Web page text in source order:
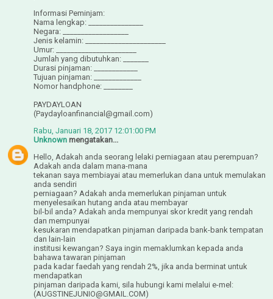
Informasi Peminjam:
Nama lengkap: _______________
Negara: __________________
Jenis kelamin: ______________________
Umur: ______________________
Jumlah yang dibutuhkan: _______
Durasi pinjaman: ____________
Tujuan pinjaman: _____________
Nomor handphone: ________
PAYDAYLOAN
(Paydayloanfinancial@gmail.com)
Rabu, Januari 18, 2017 12:01:00 PM
Unknown mengatakan...
Hello, Adakah anda seorang lelaki perniagaan atau perempuan?
Adakah anda dalam mana-mana
tekanan saya membiayai atau memerlukan dana untuk memulakan
anda sendiri
perniagaan? Adakah anda memerlukan pinjaman untuk
menyelesaikan hutang anda atau membayar
bil-bil anda? Adakah anda mempunyai skor kredit yang rendah
dan mempunyai
kesukaran mendapatkan pinjaman daripada bank-bank tempatan
dan lain-lain
institusi kewangan? Saya ingin memaklumkan kepada anda
bahawa tawaran pinjaman
pada kadar faedah yang rendah 2%, jika anda berminat untuk
mendapatkan
pinjaman daripada kami, sila hubungi kami melalui e-mel:
(AUGSTINEJUNIO@GMAIL.COM)